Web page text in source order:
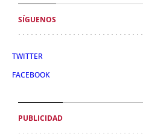
SÍGUENOS
TWITTER
FACEBOOK
PUBLICIDAD